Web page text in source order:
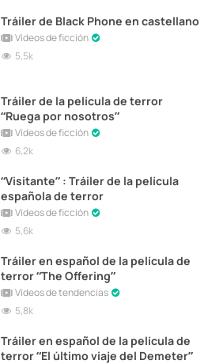
Tráiler de Black Phone en castellano
Vídeos de ficción
5,5k
Tráiler de la película de terror
“Ruega por nosotros”
Vídeos de ficción
6,2k
“Visitante” : Tráiler de la película
española de terror
Vídeos de ficción
5,6k
Tráiler en español de la película de
terror “The Offering”
Vídeos de tendencias
5,8k
Tráiler en español de la película de
terror “El último viaje del Demeter”